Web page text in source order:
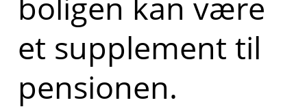
et supplement til
pensionen.